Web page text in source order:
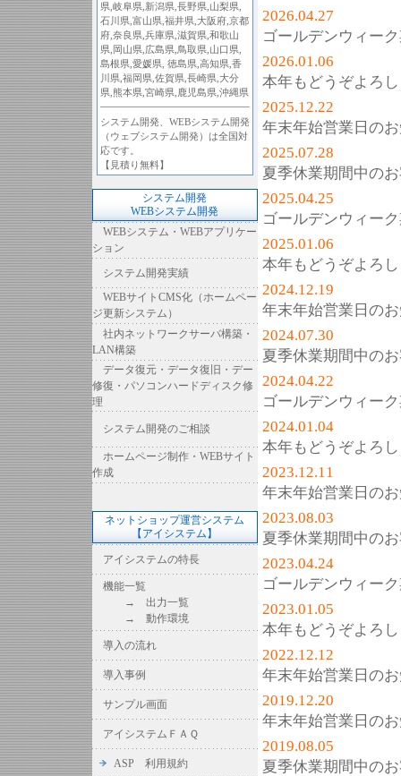
県, 岐阜県, 新潟県, 長野県, 山梨県,
石川県, 富山県, 福井県, 大阪府, 京都
府, 奈良県, 兵庫県, 滋賀県, 和歌山
県, 岡山県, 広島県, 鳥取県, 山口県,
島根県, 愛媛県, 徳島県, 高知県, 香
川県, 福岡県, 佐賀県, 長崎県, 大分
県, 熊本県, 宮崎県, 鹿児島県, 沖縄県
システム開発、WEBシステム開発
（ウェブシステム開発）は全国対
応です。
【見積り無料】
システム開発
WEBシステム開発
WEBシステム・WEBアプリケー
ション
システム開発実績
WEBサイトCMS化（ホームペー
ジ更新システム）
社内ネットワークサーバ構築・
LAN構築
データ復元・データ復旧・デー
修復・パソコンハードディスク修
理
システム開発のご相談
ホームページ制作・WEBサイト
作成
ネットショップ運営システム
【アイシステム】
アイシステムの特長
機能一覧
→ 出力一覧
→ 動作環境
導入の流れ
導入事例
サンプル画面
アイシステムＦＡＱ
ASP 利用規約
2026.04.27
ゴールデンウィー
2026.01.06
本年もどうぞよろ
2025.12.22
年末年始営業日の
2025.07.28
夏季休業期間中の
2025.04.25
ゴールデンウィー
2025.01.06
本年もどうぞよろ
2024.12.19
年末年始営業日の
2024.07.30
夏季休業期間中の
2024.04.22
ゴールデンウィー
2024.01.04
本年もどうぞよろ
2023.12.11
年末年始営業日の
2023.08.03
夏季休業期間中の
2023.04.24
ゴールデンウィー
2023.01.05
本年もどうぞよろ
2022.12.12
年末年始営業日の
2019.12.20
年末年始営業日の
2019.08.05
夏季休業期間中の